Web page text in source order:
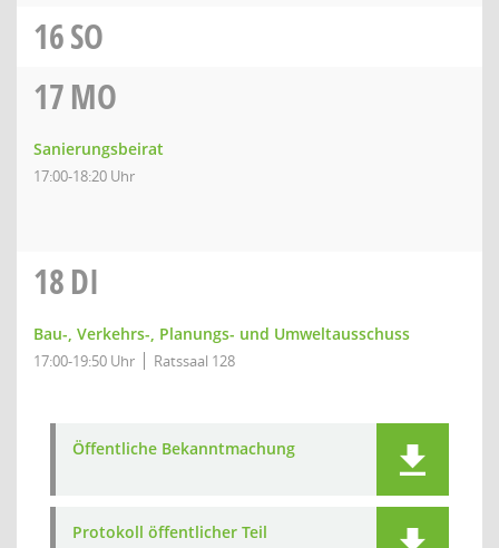
16SO
17MO
Sanierungsbeirat
17:00-18:20 Uhr
18DI
Bau-, Verkehrs-, Planungs- und Umweltausschuss
17:00-19:50 Uhr Ratssaal 128
Öffentliche Bekanntmachung
Protokoll öffentlicher Teil